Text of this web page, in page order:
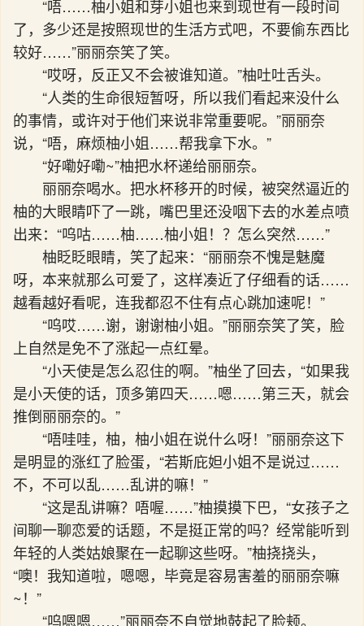
“唔……柚小姐和芽小姐也来到现世有一段时间
了，多少还是按照现世的生活方式吧，不要偷东西比
较好……”丽丽奈笑了笑。
“哎呀，反正又不会被谁知道。”柚吐吐舌头。
“人类的生命很短暂呀，所以我们看起来没什么
的事情，或许对于他们来说非常重要呢。”丽丽奈
说，“唔，麻烦柚小姐……帮我拿下水。”
“好嘞好嘞~”柚把水杯递给丽丽奈。
丽丽奈喝水。把水杯移开的时候，被突然逼近的
柚的大眼睛吓了一跳，嘴巴里还没咽下去的水差点喷
出来：“呜咕……柚……柚小姐！？怎么突然……”
柚眨眨眼睛，笑了起来：“丽丽奈不愧是魅魔
呀，本来就那么可爱了，这样凑近了仔细看的话……
越看越好看呢，连我都忍不住有点心跳加速呢！”
“呜哎……谢，谢谢柚小姐。”丽丽奈笑了笑，脸
上自然是免不了涨起一点红晕。
“小天使是怎么忍住的啊。”柚坐了回去，“如果我
是小天使的话，顶多第四天……嗯……第三天，就会
推倒丽丽奈的。”
“唔哇哇，柚，柚小姐在说什么呀！”丽丽奈这下
是明显的涨红了脸蛋，“若斯庇妲小姐不是说过……
不，不可以乱……乱讲的嘛！”
“这是乱讲嘛？唔喔……”柚摸摸下巴，“女孩子之
间聊一聊恋爱的话题，不是挺正常的吗？经常能听到
年轻的人类姑娘聚在一起聊这些呀。”柚挠挠头，
“噢！我知道啦，嗯嗯，毕竟是容易害羞的丽丽奈嘛
~！”
“呜嗯嗯……”丽丽奈不自觉地鼓起了脸颊。